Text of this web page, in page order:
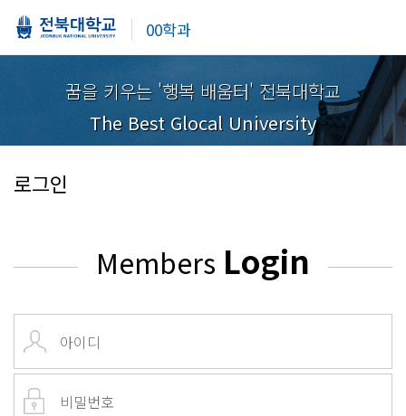
00학과
꿈을 키우는 '행복 배움터' 전북대학교
The Best Glocal University
로그인
Members Login